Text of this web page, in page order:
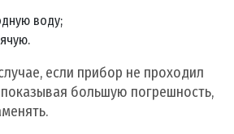
воду;
если прибор не проходил
большую погрешность,